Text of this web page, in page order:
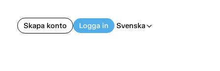
Skapa konto Logga in Svenska arrow_back_ios